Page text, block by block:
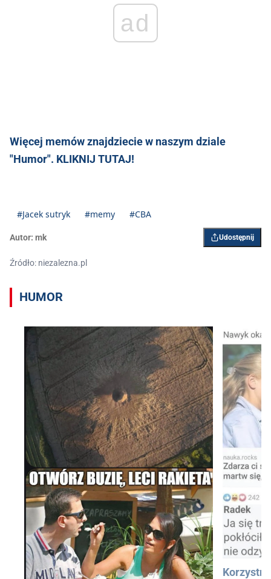
ad
Więcej memów znajdziecie w naszym dziale
"Humor". KLIKNIJ TUTAJ!
#Jacek sutryk #memy #CBA
Autor: mk Udostępnij
Źródło: niezalezna.pl
HUMOR